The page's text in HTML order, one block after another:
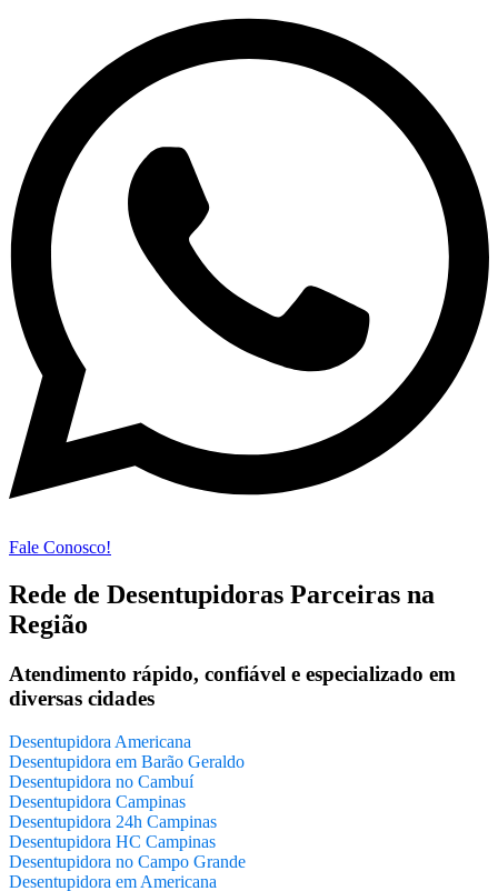
Fale Conosco!
Rede de Desentupidoras Parceiras na
Região
Atendimento rápido, confiável e especializado em
diversas cidades
Desentupidora Americana
Desentupidora em Barão Geraldo
Desentupidora no Cambuí
Desentupidora Campinas
Desentupidora 24h Campinas
Desentupidora HC Campinas
Desentupidora no Campo Grande
Desentupidora em Americana